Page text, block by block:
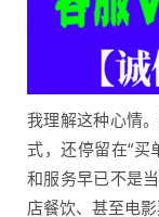
我理解这种心情
式，还停留在“
和服务早已不是
店餐饮、甚至电